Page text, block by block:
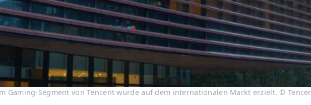
Gaming-Segment von Tencent wurde auf dem internationalen Markt erzielt. ©